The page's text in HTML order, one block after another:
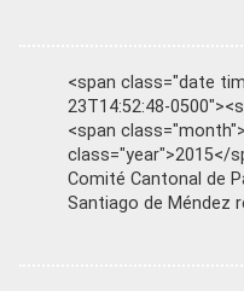
<span class="date
23T14:52:48-
<span
class="year">2015</
Comité Cantonal de
Santiago de Méndez